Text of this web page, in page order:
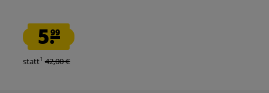
5.99
statt1 42,00 €